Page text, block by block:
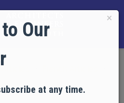
le NIST ne ferait pas de
×
Our
at any time.